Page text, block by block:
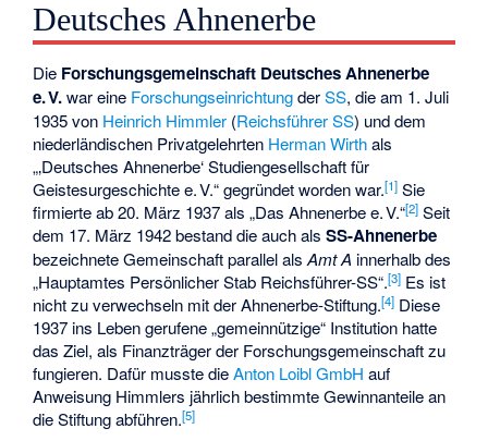
Deutsches Ahnenerbe
Die Forschungsgemeinschaft Deutsches Ahnenerbe
e. V.war eine ForschungseinrichtungderSS, die am 1. Juli
1935 von Heinrich Himmler (Reichsführer SS) und dem
niederländischen Privatgelehrten Herman Wirthals
„‚Deutsches Ahnenerbe‘ Studiengesellschaft für
Geistesurgeschichte e. V.“ gegründet worden war.[1] Sie
firmierte ab 20. März 1937 als „Das Ahnenerbe e. V.“[2] Seit
dem 17. März 1942 bestand die auch alsSS-Ahnenerbe
bezeichnete Gemeinschaft parallel alsAmt A innerhalb des
„Hauptamtes Persönlicher Stab Reichsführer-SS“.[3] Es ist
nicht zu verwechseln mit der Ahnenerbe-Stiftung.[4] Diese
1937 ins Leben gerufene „gemeinnützige“ Institution hatte
das Ziel, als Finanzträger der Forschungsgemeinschaft zu
fungieren. Dafür musste dieAnton Loibl GmbH auf
Anweisung Himmlers jährlich bestimmte Gewinnanteile an
die Stiftung abführen.[5]